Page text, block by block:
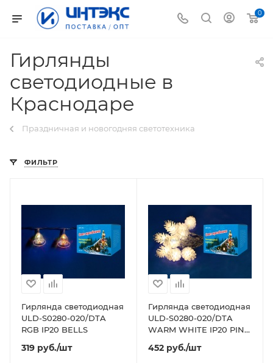
0
Гирлянды
светодиодные в
Краснодаре
Праздничная и новогодняя светотехника
ФИЛЬТР
Гирлянда светодиодная
ULD-S0280-020/DTA
RGB IP20 BELLS
319 руб./шт
Гирлянда светодиодная
ULD-S0280-020/DTA
WARM WHITE IP20 PINE
452руб./шт